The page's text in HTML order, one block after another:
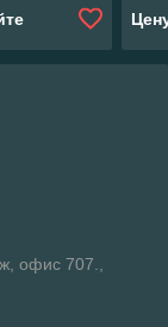
офис 707.,